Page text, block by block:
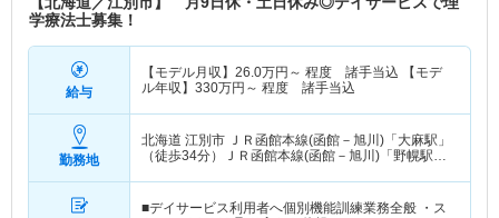
学療法士募集！
給与
【モデル月収】 26.0万円～ 程度 諸手当込 【モデ
ル年収】 330万円～ 程度 諸手当込
勤務地
北海道 江別市 ＪＲ函館本線(函館－旭川)「大麻駅」
（徒歩34分）ＪＲ函館本線(函館－旭川)「野幌駅」
■デイサービス利用者へ個別機能訓練業務全般 ・ス